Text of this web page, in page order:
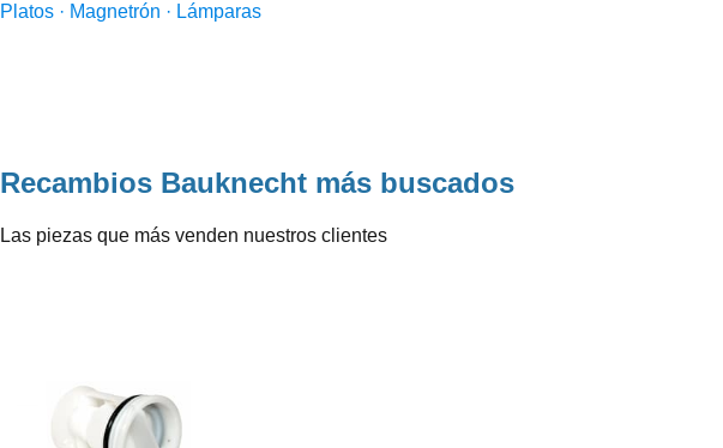
Platos · Magnetrón · Lámparas
Recambios Bauknecht más buscados
Las piezas que más venden nuestros clientes